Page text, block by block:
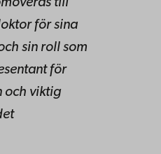
till
för sina
sin roll som
för
och viktig